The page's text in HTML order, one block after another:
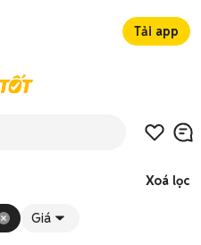
Tải app
Xoá lọc
Giá